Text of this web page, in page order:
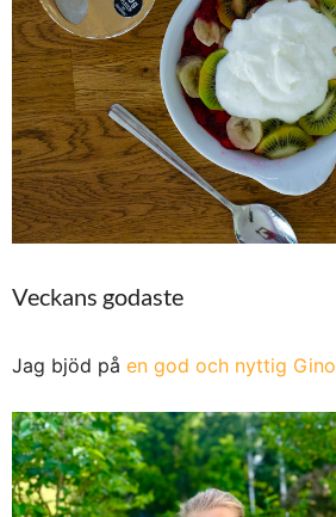
Veckans godaste
Jag bjöd på en god och nyttig Gino